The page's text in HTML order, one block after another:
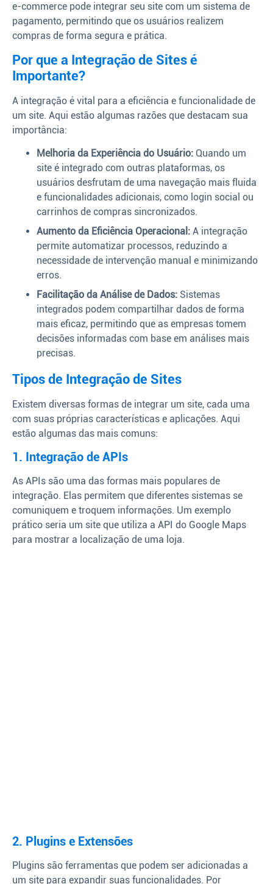
e-commerce pode integrar seu site com um sistema de
pagamento, permitindo que os usuários realizem
compras de forma segura e prática.
Por que a Integração de Sites é
Importante?
A integração é vital para a eficiência e funcionalidade de
um site. Aqui estão algumas razões que destacam sua
importância:
Melhoria da Experiência do Usuário: Quando um
site é integrado com outras plataformas, os
usuários desfrutam de uma navegação mais fluida
e funcionalidades adicionais, como login social ou
carrinhos de compras sincronizados.
Aumento da Eficiência Operacional: A integração
permite automatizar processos, reduzindo a
necessidade de intervenção manual e minimizando
erros.
Facilitação da Análise de Dados: Sistemas
integrados podem compartilhar dados de forma
mais eficaz, permitindo que as empresas tomem
decisões informadas com base em análises mais
precisas.
Tipos de Integração de Sites
Existem diversas formas de integrar um site, cada uma
com suas próprias características e aplicações. Aqui
estão algumas das mais comuns:
1. Integração de APIs
As APIs são uma das formas mais populares de
integração. Elas permitem que diferentes sistemas se
comuniquem e troquem informações. Um exemplo
prático seria um site que utiliza a API do Google Maps
para mostrar a localização de uma loja.
2. Plugins e Extensões
Plugins são ferramentas que podem ser adicionadas a
um site para expandir suas funcionalidades. Por